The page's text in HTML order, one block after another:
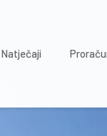
Natječaji